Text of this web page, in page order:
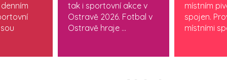
tak i sportovní akce v
Ostravě 2026. Fotbal v
Ostravě hraje ...
místním
spojen.
místními